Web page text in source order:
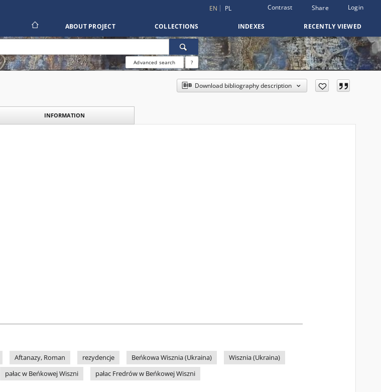
EN PL Contrast Share Login
ABOUT PROJECT COLLECTIONS INDEXES RECENTLY VIEWED
Advanced search ?
Download bibliography description
INFORMATION
Aftanazy, Roman rezydencje Beńkowa Wisznia (Ukraina)
Wisznia (Ukraina)
pałac w Beńkowej Wiszni pałac Fredrów w Beńkowej Wiszni